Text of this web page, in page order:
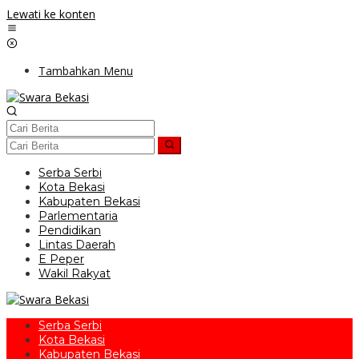
Lewati ke konten
Tambahkan Menu
Serba Serbi
Kota Bekasi
Kabupaten Bekasi
Parlementaria
Pendidikan
Lintas Daerah
E Peper
Wakil Rakyat
Serba Serbi
Kota Bekasi
Kabupaten Bekasi